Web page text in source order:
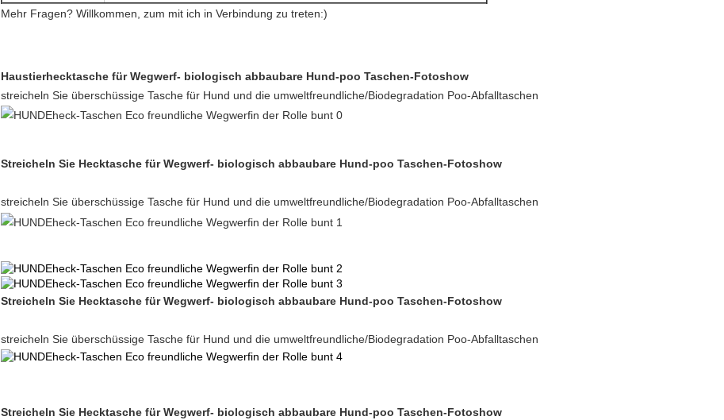
Mehr Fragen? Willkommen, zum mit ich in Verbindung zu treten:)
Haustierhecktasche für Wegwerf- biologisch abbaubare Hund-poo Taschen-Fotoshow
streicheln Sie überschüssige Tasche für Hund und die umweltfreundliche/Biodegradation Poo-Abfalltaschen
Streicheln Sie Hecktasche für Wegwerf- biologisch abbaubare Hund-poo Taschen-Fotoshow
streicheln Sie überschüssige Tasche für Hund und die umweltfreundliche/Biodegradation Poo-Abfalltaschen
Streicheln Sie Hecktasche für Wegwerf- biologisch abbaubare Hund-poo Taschen-Fotoshow
streicheln Sie überschüssige Tasche für Hund und die umweltfreundliche/Biodegradation Poo-Abfalltaschen
Streicheln Sie Hecktasche für Wegwerf- biologisch abbaubare Hund-poo Taschen-Fotoshow